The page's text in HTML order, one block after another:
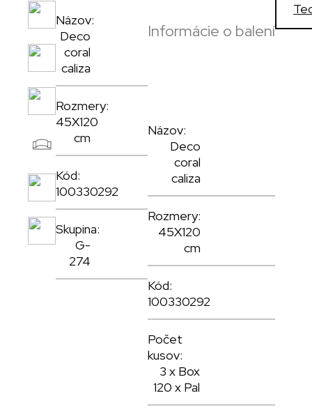
Názov:
Deco
coral
caliza
Rozmery:
45X120
cm
Kód:
100330292
Skupina:
G-
274
Informácie o balení
Názov:
Deco
coral
caliza
Rozmery:
45X120
cm
Kód:
100330292
Počet
kusov:
3 x Box
120 x Pal